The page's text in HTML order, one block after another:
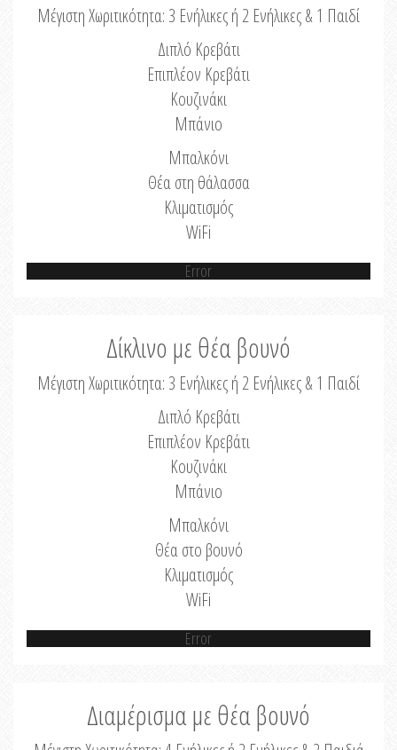
Μέγιστη Χωριτικότητα: 3 Ενήλικες ή 2 Ενήλικες & 1 Παιδί
Διπλό Κρεβάτι
Επιπλέον Κρεβάτι
Κουζινάκι
Μπάνιο
Μπαλκόνι
Θέα στη θάλασσα
Κλιματισμός
WiFi
Error
Δίκλινο με θέα βουνό
Μέγιστη Χωριτικότητα: 3 Ενήλικες ή 2 Ενήλικες & 1 Παιδί
Διπλό Κρεβάτι
Επιπλέον Κρεβάτι
Κουζινάκι
Μπάνιο
Μπαλκόνι
Θέα στο βουνό
Κλιματισμός
WiFi
Error
Διαμέρισμα με θέα βουνό